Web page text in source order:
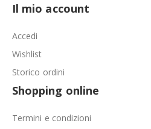
Il mio account
Accedi
Wishlist
Storico ordini
Shopping online
Termini e condizioni